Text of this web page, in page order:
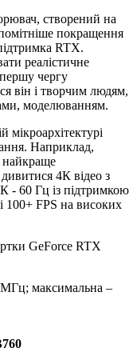
створений на
покращення
RTX.
реалістичне
чергу
він і творчим людям,
моделюванням.
мікроархітектурі
Наприклад,
найкраще
4К відео з
- 60 Гц із підтримкою
100+ FPS на високих
GeForce RTX
МГц; максимальна –